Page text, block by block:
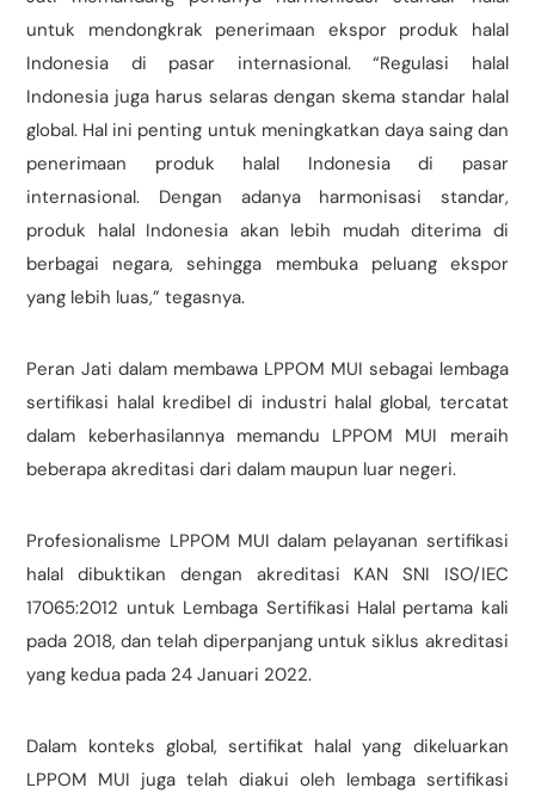
untuk mendongkrak penerimaan ekspor produk halal
Indonesia di pasar internasional. “Regulasi halal
Indonesia juga harus selaras dengan skema standar halal
global. Hal ini penting untuk meningkatkan daya saing dan
penerimaan produk halal Indonesia di pasar
internasional. Dengan adanya harmonisasi standar,
produk halal Indonesia akan lebih mudah diterima di
berbagai negara, sehingga membuka peluang ekspor
yang lebih luas,” tegasnya.
Peran Jati dalam membawa LPPOM MUI sebagai lembaga
sertifikasi halal kredibel di industri halal global, tercatat
dalam keberhasilannya memandu LPPOM MUI meraih
beberapa akreditasi dari dalam maupun luar negeri.
Profesionalisme LPPOM MUI dalam pelayanan sertifikasi
halal dibuktikan dengan akreditasi KAN SNI ISO/IEC
17065:2012 untuk Lembaga Sertifikasi Halal pertama kali
pada 2018, dan telah diperpanjang untuk siklus akreditasi
yang kedua pada 24 Januari 2022.
Dalam konteks global, sertifikat halal yang dikeluarkan
LPPOM MUI juga telah diakui oleh lembaga sertifikasi